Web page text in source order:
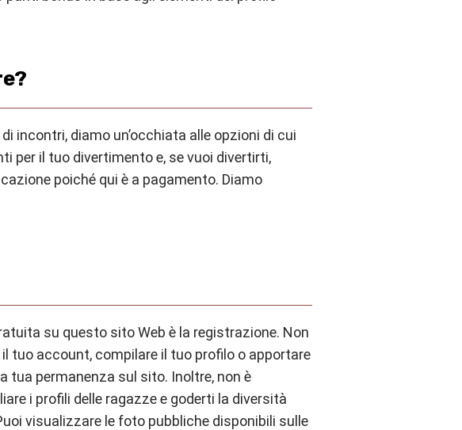
incontri, diamo un’occhiata alle opzioni di cui
per il tuo divertimento e, se vuoi divertirti,
poiché qui è a pagamento. Diamo
su questo sito Web è la registrazione. Non
il tuo account, compilare il tuo profilo o apportare
tua permanenza sul sito. Inoltre, non è
i profili delle ragazze e goderti la diversità
visualizzare le foto pubbliche disponibili sulle